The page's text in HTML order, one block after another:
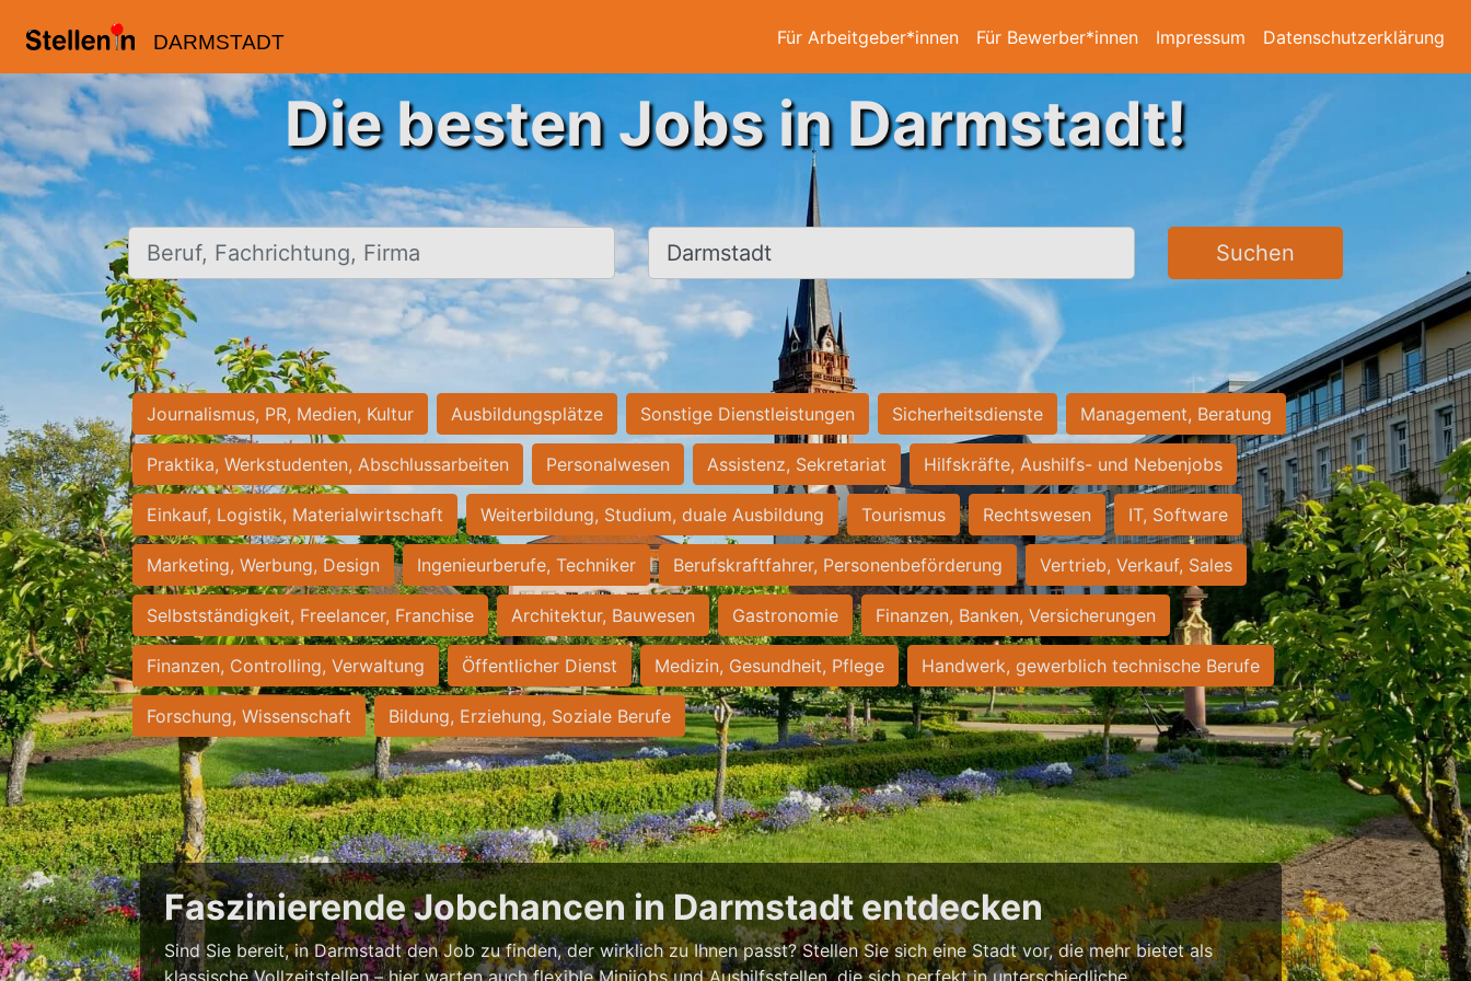
DARMSTADT Für Arbeitgeber*innen Für Bewerber*innen Impressum Datenschutzerklärung
Die besten Jobs in Darmstadt!
Beruf, Fachrichtung, Firma Ort, Stadt Suchen
Journalismus, PR, Medien, Kultur Ausbildungsplätze Sonstige Dienstleistungen Sicherheitsdienste Management, Beratung
Praktika, Werkstudenten, Abschlussarbeiten Personalwesen Assistenz, Sekretariat Hilfskräfte, Aushilfs- und Nebenjobs
Einkauf, Logistik, Materialwirtschaft Weiterbildung, Studium, duale Ausbildung Tourismus Rechtswesen IT, Software
Marketing, Werbung, Design Ingenieurberufe, Techniker Berufskraftfahrer, Personenbeförderung Vertrieb, Verkauf, Sales
Selbstständigkeit, Freelancer, Franchise Architektur, Bauwesen Gastronomie Finanzen, Banken, Versicherungen
Finanzen, Controlling, Verwaltung Öffentlicher Dienst Medizin, Gesundheit, Pflege Handwerk, gewerblich technische Berufe
Forschung, Wissenschaft Bildung, Erziehung, Soziale Berufe
Faszinierende Jobchancen in Darmstadt entdecken
Sind Sie bereit, in Darmstadt den Job zu finden, der wirklich zu Ihnen passt? Stellen Sie sich eine Stadt vor, die mehr bietet als